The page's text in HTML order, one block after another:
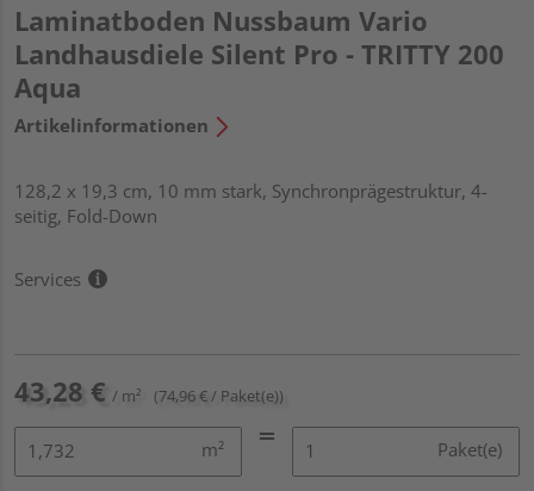
Laminatboden Nussbaum Vario
Landhausdiele Silent Pro - TRITTY 200
Aqua
Artikelinformationen
128,2 x 19,3 cm, 10 mm stark, Synchronprägestruktur, 4-
seitig, Fold-Down
Services
43,28 € / m² (74,96 € / Paket(e))
m² Paket(e)